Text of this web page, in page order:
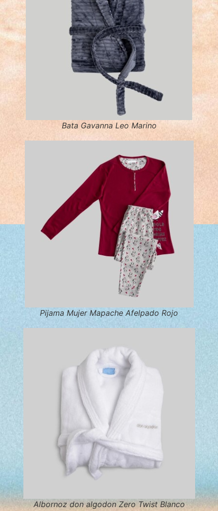
Bata Gavanna Leo Marino
Pijama Mujer Mapache Afelpado Rojo
Albornoz don algodon Zero Twist Blanco